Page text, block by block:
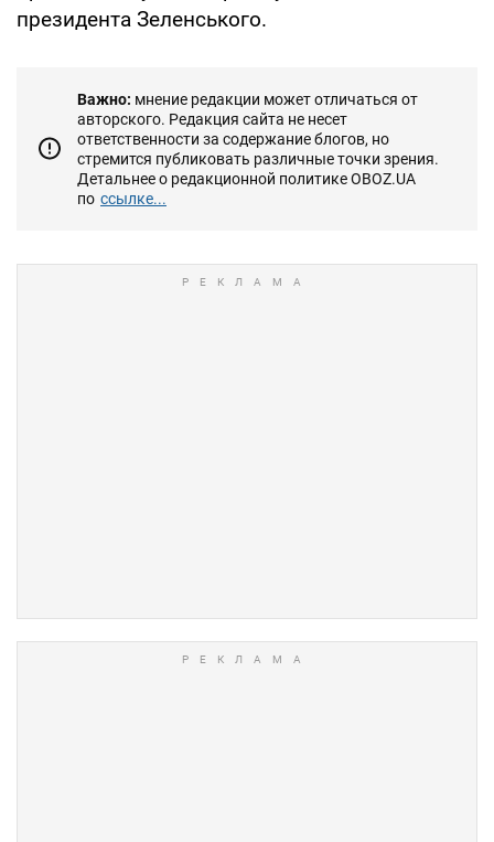
президента Зеленського.
Важно: мнение редакции может отличаться от
авторского. Редакция сайта не несет
ответственности за содержание блогов, но
стремится публиковать различные точки зрения.
Детальнее о редакционной политике OBOZ.UA
по ссылке...